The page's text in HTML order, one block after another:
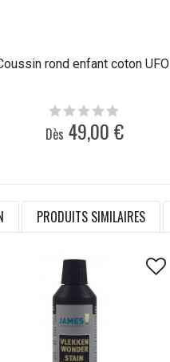
rond enfant coton UFO
Dès 49,00 €
PRODUITS SIMILAIRES